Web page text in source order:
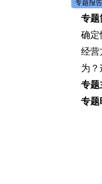
专题报告
专题
确定
经营
为
专题
专题